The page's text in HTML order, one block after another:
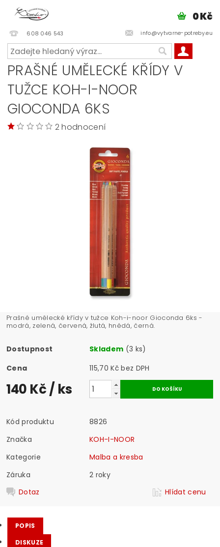
608 046 543 info@vytvarne-potreby.eu
0 Kč
PRAŠNÉ UMĚLECKÉ KŘÍDY V
TUŽCE KOH-I-NOOR
GIOCONDA 6KS
2 hodnocení
Prašné umělecké křídy v tužce Koh-i-noor Gioconda 6ks -
modrá, zelená, červená, žlutá, hnědá, černá.
Dostupnost Skladem (3 ks)
Cena
115,70 Kč bez DPH
140 Kč/ ks
Kód produktu
8826
Značka
KOH-I-NOOR
Kategorie
Malba a kresba
Záruka
2 roky
Dotaz
Hlídat cenu
POPIS
DISKUZE